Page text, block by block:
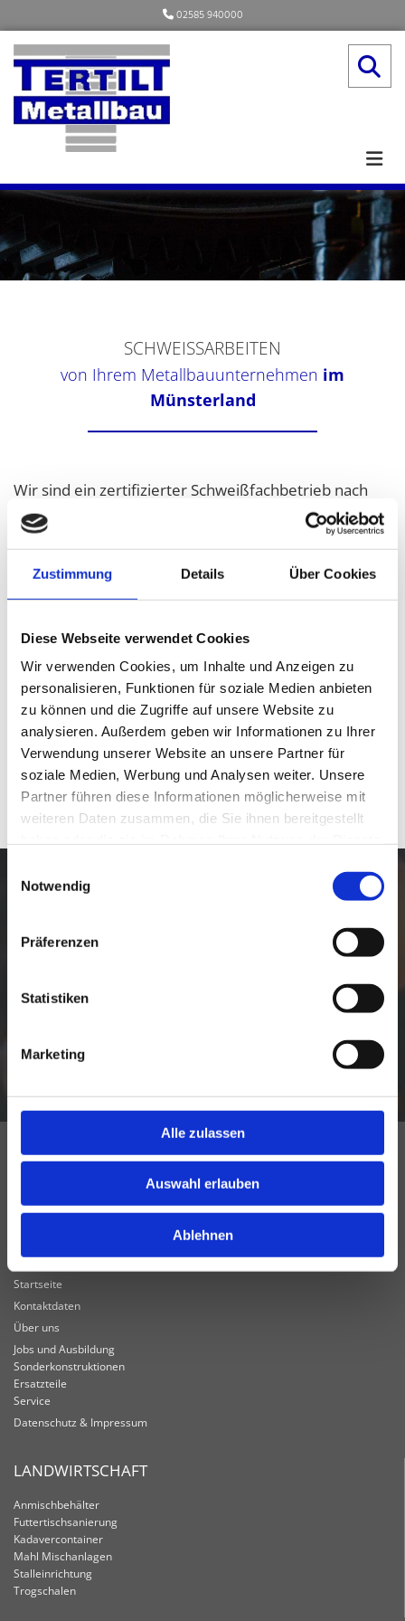
Zustimmung Details Über Cookies
Diese Webseite verwendet Cookies
Wir verwenden Cookies, um Inhalte und Anzeigen zu
personalisieren, Funktionen für soziale Medien anbieten
zu können und die Zugriffe auf unsere Website zu
analysieren. Außerdem geben wir Informationen zu Ihrer
Verwendung unserer Website an unsere Partner für
soziale Medien, Werbung und Analysen weiter. Unsere
Partner führen diese Informationen möglicherweise mit
weiteren Daten zusammen, die Sie ihnen bereitgestellt
Notwendig
Präferenzen
Statistiken
Marketing
Alle zulassen
Auswahl erlauben
Ablehnen
02585 940000
SCHWEISSARBEITEN
von Ihrem Metallbauunternehmen im
Münsterland
Wir sind ein zer­ti­fi­zier­ter Schweiß­fach­be­trieb nach
DIN EN 1090 und be­herr­schen das Schwei­ßen un­ter­
schied­lichs­ter Ma­te­ria­li­en sowie un­ter­schied­lichs­ter
Ver­fah­rens­tech­ni­ken. Un­se­re Mit­ar­bei­ter sind ge­prüf­
te Schwei­ßer, so­dass wir Ihnen ein Höchst­maß an
Zeich­nun­gen auch Son­der­an­fer­ti­gun­gen lie­fern. Für
wei­te­re In­for­ma­tio­nen rufen Sie uns an oder nut­zen
Sie unser Kon­takt­for­mu­lar!
Tertilt Metallbau GmbH & Co. KG
48231 Warendorf
Startseite
Kontaktdaten
Über uns
Jobs und Ausbildung
Sonderkonstruktionen
Ersatzteile
Service
Datenschutz & Impressum
LAND­WIRT­SCHAFT
Anmischbehälter
Futtertischsanierung
Kadavercontainer
Mahl Mischanlagen
Stalleinrichtung
Trogschalen